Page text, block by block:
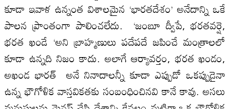
కూడా ఇవాళ ఉన్నంత విశాలమైన ‘భారతదేశం’ అనేదాన్ని ఒకే
పాలన ప్రాంతంగా పాలించలేదు. ‘జంబూ ద్వీపే, భరతవర్షె,
భరత ఖండే ‘అని బ్రాహ్మణులు పదేపదే జపించే మంత్రాలలో
కూడా ఉన్నది నిజం కాదు. అలాగే ఆర్యావర్తం, భరత ఖండం,
అఖండ భారత్ అనే నినాదాలన్నీ కూడా ఎప్పుడో ఒకప్పుడైనా
ఉన్న భౌగోళిక వాస్తవికతకు సంబంధించినవి కానే కావు. అసలు